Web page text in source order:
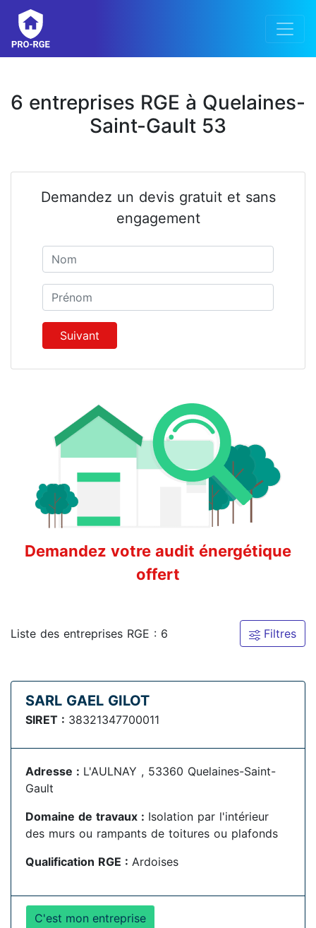
6 entreprises RGE à Quelaines-
Saint-Gault 53
Demandez un devis gratuit et sans
engagement
Prénom
Suivant
Demandez votre audit énergétique
offert
Liste des entreprises RGE : 6 Filtres
SARL GAEL GILOT
SIRET : 38321347700011
Adresse : L'AULNAY , 53360 Quelaines-Saint-
Gault
Domaine de travaux : Isolation par l'intérieur
des murs ou rampants de toitures ou plafonds
Qualification RGE : Ardoises
C'est mon entreprise